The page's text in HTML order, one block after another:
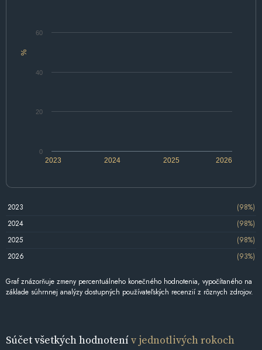
%
2024 2026
2023 2025
0
20
40
60
2023
(98%)
2024
(98%)
2025
(98%)
2026
(93%)
Graf znázorňuje zmeny percentuálneho konečného hodnotenia, vypočítaného na
základe súhrnnej analýzy dostupných používateľských recenzií z rôznych zdrojov.
Súčet všetkých hodnotenív jednotlivých rokoch